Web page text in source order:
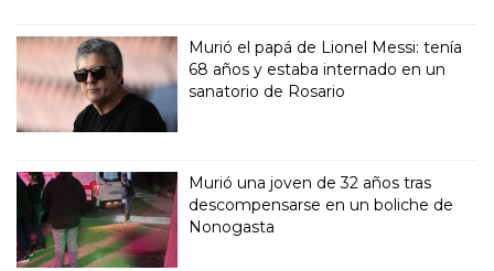
Murió el papá de Lionel Messi: tenía
68 años y estaba internado en un
sanatorio de Rosario
Murió una joven de 32 años tras
descompensarse en un boliche de
Nonogasta